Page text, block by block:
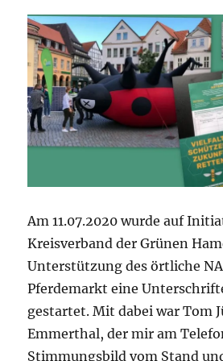
Am 11.07.2020 wurde auf
Kreisverband der Grünen
Unterstützung des örtliche
Pferdemarkt eine
gestartet. Mit dabei war Tom
Emmerthal, der mir am
Stimmungsbild vom Stand